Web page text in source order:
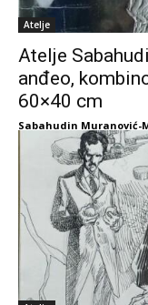
Atelje
Atelje
anđeo,
60×40 cm
Sabahudin Muranović-